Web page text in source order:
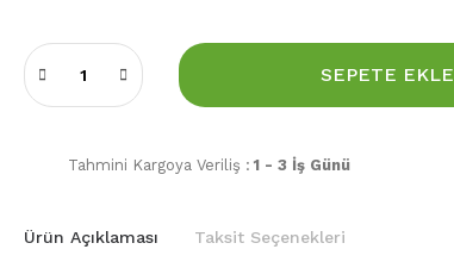
SEPETE EKLE
Tahmini Kargoya Veriliş : 1 - 3 İş Günü
Ürün Açıklaması Taksit Seçenekleri